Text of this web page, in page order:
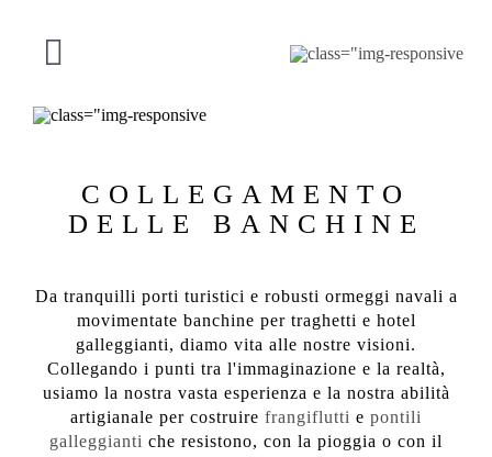
contenutoNavigazione
aLA NOSTRA OFFERTA
PROGETTI
CONTATTO
Italiano
COLLEGAMENTO
DELLE BANCHINE
Da tranquilli porti turistici e robusti ormeggi navali a
movimentate banchine per traghetti e hotel
galleggianti, diamo vita alle nostre visioni.
Collegando i punti tra l'immaginazione e la realtà,
usiamo la nostra vasta esperienza e la nostra abilità
artigianale per costruire frangiflutti e pontili
galleggianti che resistono, con la pioggia o con il